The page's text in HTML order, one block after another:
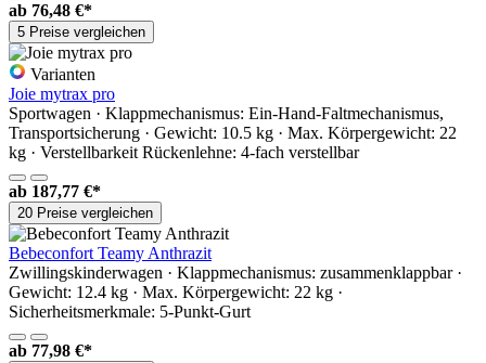
ab 76,48 €*
5 Preise vergleichen
Varianten
Joie mytrax pro
Sportwagen · Klappmechanismus: Ein-Hand-Faltmechanismus,
Transportsicherung · Gewicht: 10.5 kg · Max. Körpergewicht: 22
kg · Verstellbarkeit Rückenlehne: 4-fach verstellbar
ab 187,77 €*
20 Preise vergleichen
Bebeconfort Teamy Anthrazit
Zwillingskinderwagen · Klappmechanismus: zusammenklappbar ·
Gewicht: 12.4 kg · Max. Körpergewicht: 22 kg ·
Sicherheitsmerkmale: 5-Punkt-Gurt
ab 77,98 €*